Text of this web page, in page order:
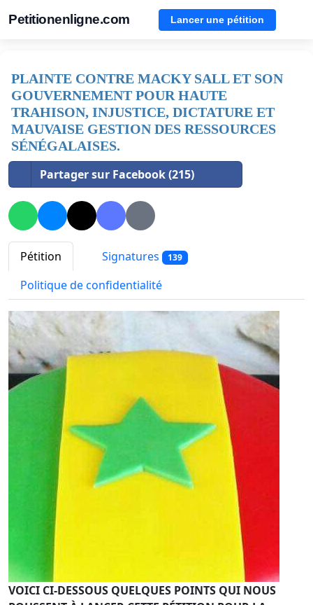
Petitionenligne.com Lancer une pétition
PLAINTE CONTRE MACKY SALL ET SON
GOUVERNEMENT POUR HAUTE
TRAHISON, INJUSTICE, DICTATURE ET
MAUVAISE GESTION DES RESSOURCES
SÉNÉGALAISES.
Partager sur Facebook (215)
Pétition Signatures 139
Politique de confidentialité
VOICI CI-DESSOUS QUELQUES POINTS QUI NOUS